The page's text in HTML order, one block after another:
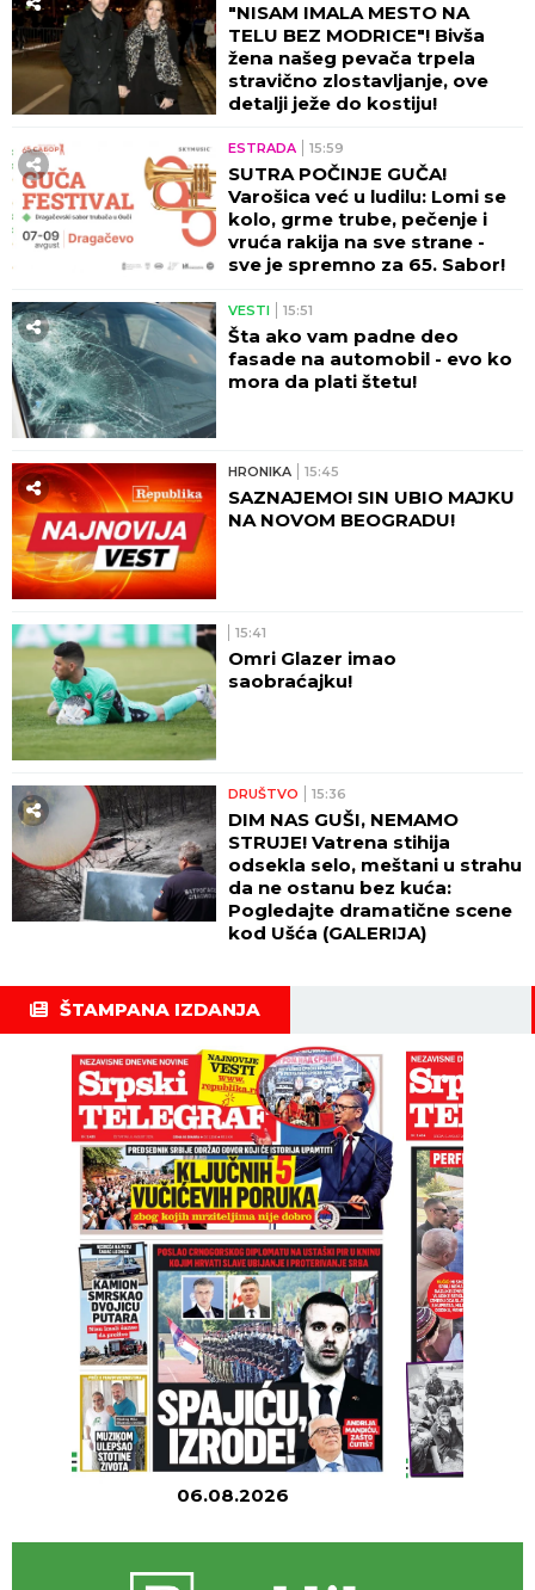
"NISAM IMALA MESTO NA
TELU BEZ MODRICE"! Bivša
žena našeg pevača trpela
stravično zlostavljanje, ove
detalji ježe do kostiju!
ESTRADA 15:59
SUTRA POČINJE GUČA!
Varošica već u ludilu: Lomi se
kolo, grme trube, pečenje i
vruća rakija na sve strane -
sve je spremno za 65. Sabor!
VESTI 15:51
Šta ako vam padne deo
fasade na automobil - evo ko
mora da plati štetu!
HRONIKA 15:45
SAZNAJEMO! SIN UBIO MAJKU
NA NOVOM BEOGRADU!
15:41
Omri Glazer imao
saobraćajku!
DRUŠTVO 15:36
DIM NAS GUŠI, NEMAMO
STRUJE! Vatrena stihija
odsekla selo, meštani u strahu
da ne ostanu bez kuća:
Pogledajte dramatične scene
kod Ušća (GALERIJA)
ŠTAMPANA IZDANJA
06.08.2026